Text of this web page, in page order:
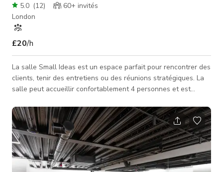
5.0 (12) 60+ invités
London
£20/h
La salle Small Ideas est un espace parfait pour rencontrer des
clients, tenir des entretiens ou des réunions stratégiques. La
salle peut accueillir confortablement 4 personnes et est
WiFi ultra-rapide, de la climatisation et de tout le thé, café et
douceurs gratuits pour stimuler les idées !